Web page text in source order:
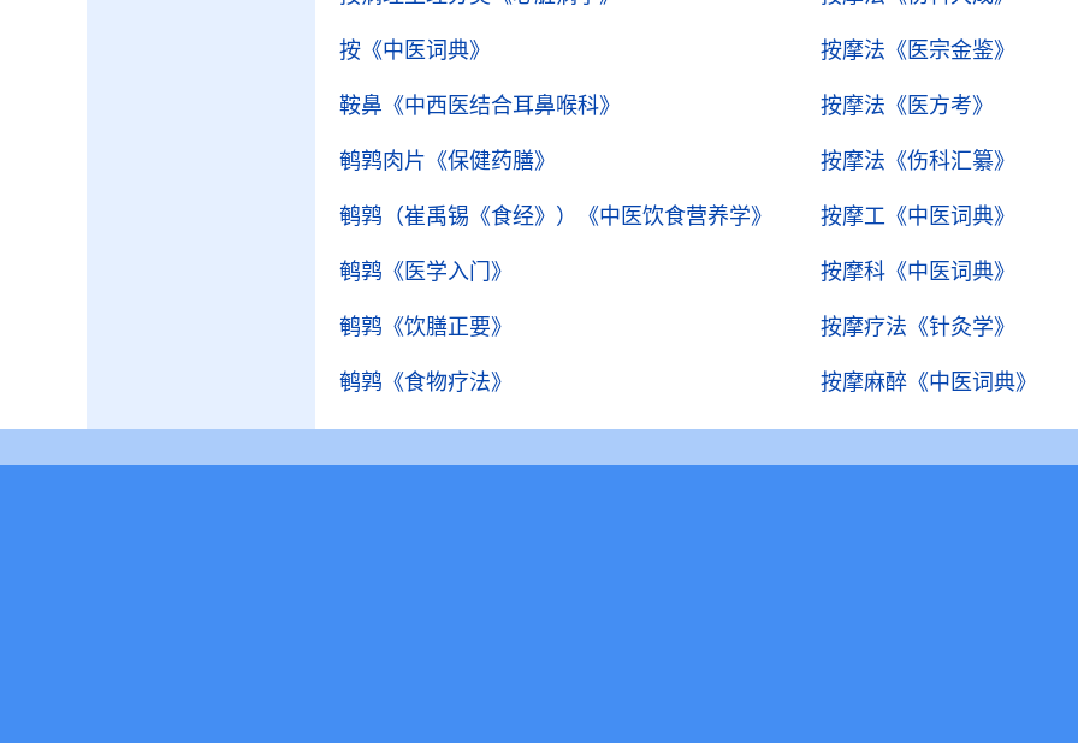
按 《中医词典》 按摩法 《医宗金鉴》
鞍鼻 《中西医结合耳鼻喉科》 按摩法 《医方考》
鹌鹑肉片 《保健药膳》 按摩法 《伤科汇纂》
鹌鹑（崔禹锡《食经》） 《中医饮食营养学》 按摩工 《中医词典》
鹌鹑 《医学入门》 按摩科 《中医词典》
鹌鹑 《饮膳正要》 按摩疗法 《针灸学》
鹌鹑 《食物疗法》 按摩麻醉 《中医词典》